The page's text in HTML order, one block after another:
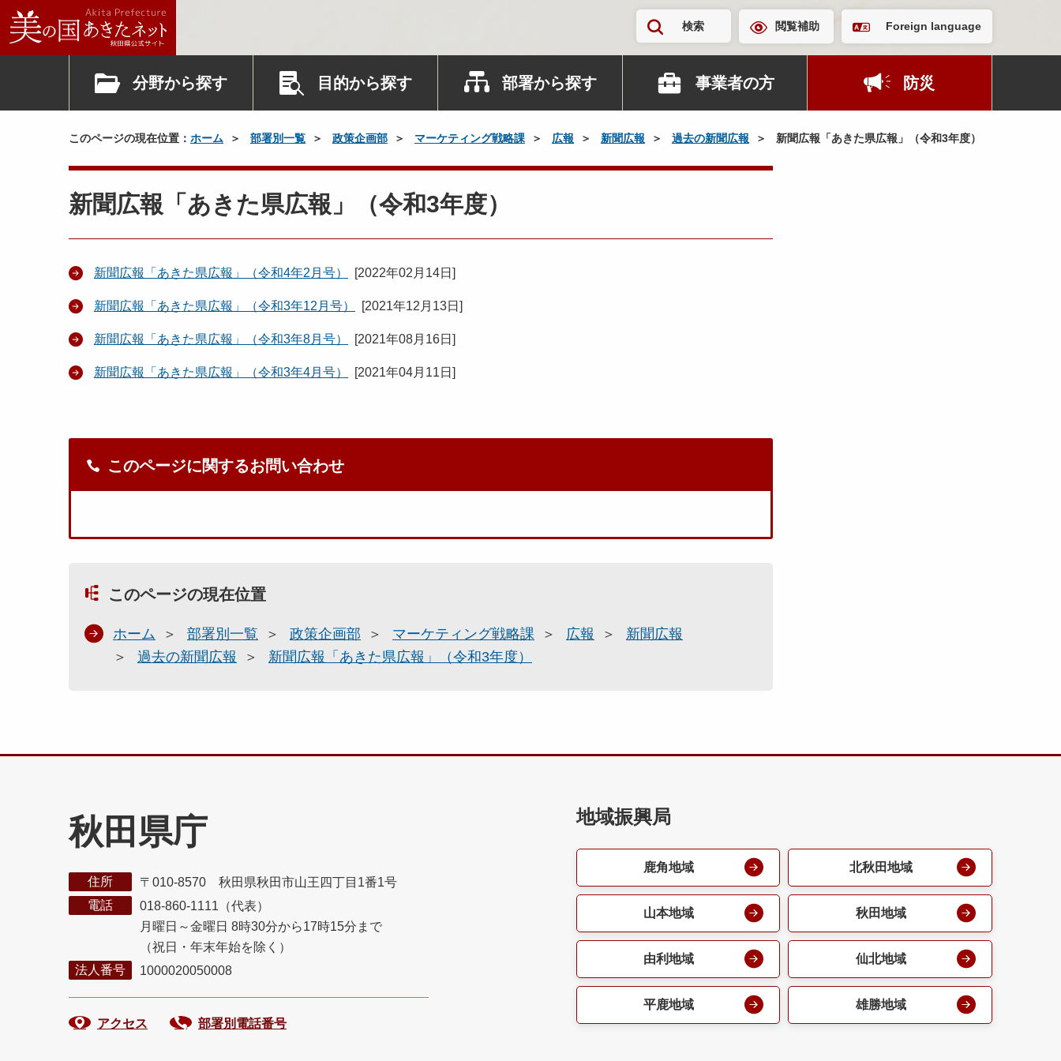
検索 閲覧補助 Foreign language
分野から探す 目的から探す 部署から探す 事業者の方 防災
このページの現在位置： ホーム 部署別一覧 政策企画部 マーケティング戦略課 広報 新聞広報 過去の新聞広報 新聞広報「あきた県広報」（令和3年度）
新聞広報「あきた県広報」（令和3年度）
新聞広報「あきた県広報」（令和4年2月号） [2022年02月14日 ]
新聞広報「あきた県広報」（令和3年12月号） [2021年12月13日 ]
新聞広報「あきた県広報」（令和3年8月号） [2021年08月16日 ]
新聞広報「あきた県広報」（令和3年4月号） [2021年04月11日 ]
このページに関するお問い合わせ
このページの現在位置
ホーム 部署別一覧 政策企画部 マーケティング戦略課 広報
新聞広報
過去の新聞広報
新聞広報「あきた県広報」（令和3年度）
秋田県庁
住所
〒010-8570 秋田県秋田市山王四丁目1番1号
電話
018-860-1111（代表）
月曜日～金曜日 8時30分から17時15分まで
（祝日・年末年始を除く）
法人番号
1000020050008
アクセス 部署別電話番号
地域振興局
鹿角地域 北秋田地域
山本地域 秋田地域
由利地域 仙北地域
平鹿地域 雄勝地域